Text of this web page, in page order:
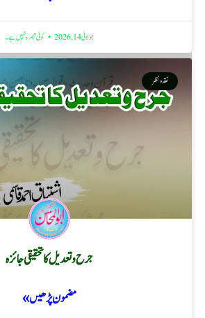
جولائی 14, 2026 کوئی تبصرہ نہیں ہے۔
نقد ونظر
جرح و تعدیل کا تحقیقی جائزہ
مضمون پڑھیں »